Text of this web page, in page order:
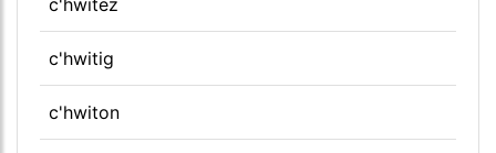
c'hwitig
c'hwiton